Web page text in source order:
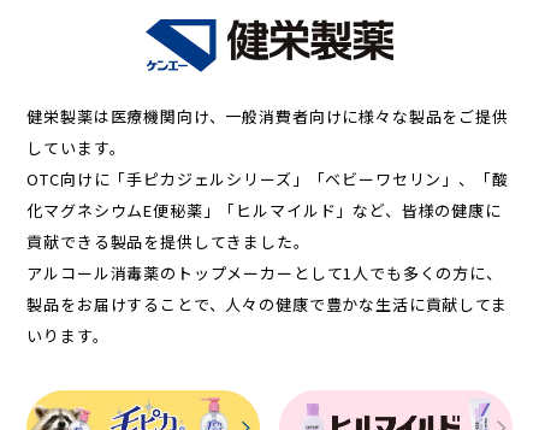
健栄製薬は医療機関向け、一般消費者向けに様々な製品をご提供
しています。
OTC向けに「手ピカジェルシリーズ」「ベビーワセリン」、「酸
化マグネシウムE便秘薬」「ヒルマイルド」など、皆様の健康に
貢献できる製品を提供してきました。
アルコール消毒薬のトップメーカーとして1人でも多くの方に、
製品をお届けすることで、人々の健康で豊かな生活に貢献してま
いります。